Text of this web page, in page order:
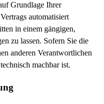
Grundlage Ihrer
automatisiert
in einem gängigen,
zu lassen. Sofern Sie die
anderen Verantwortlichen
machbar ist.